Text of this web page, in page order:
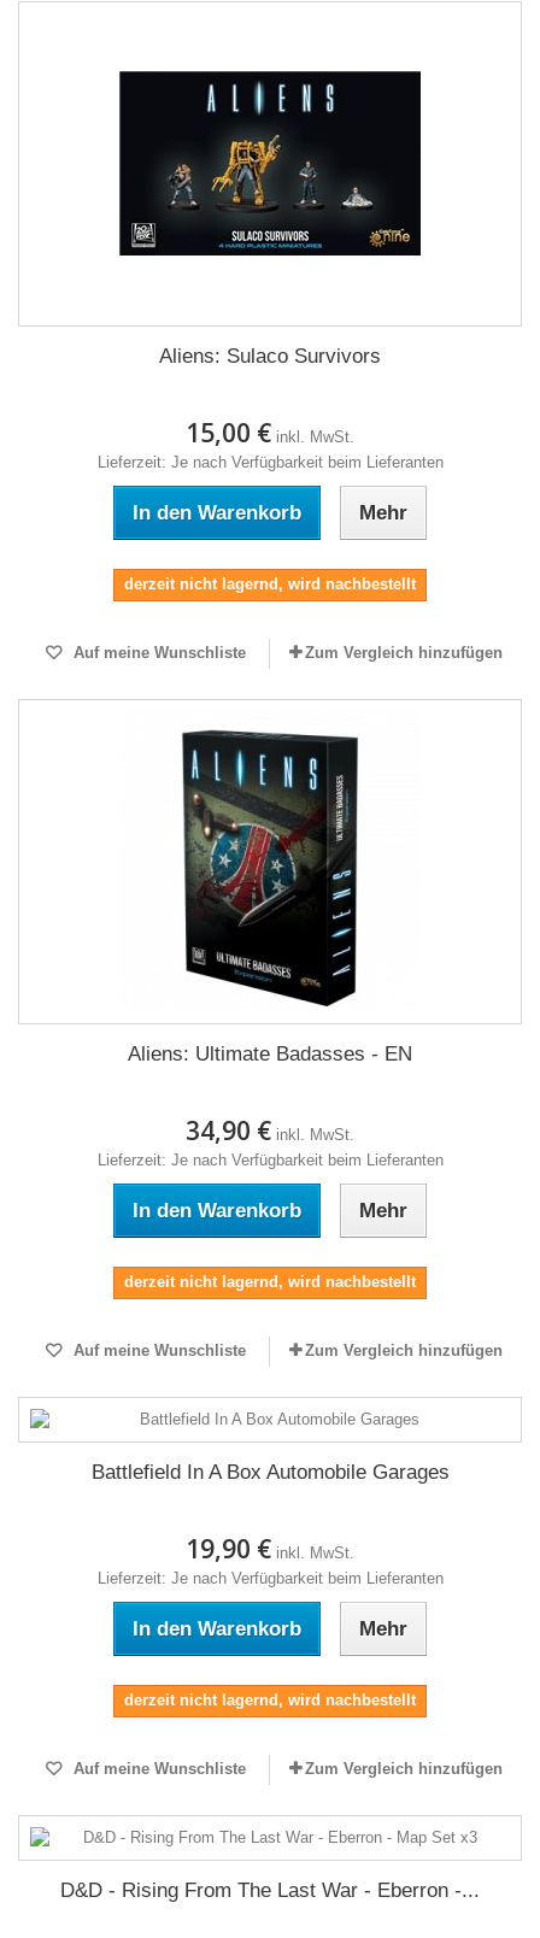
Aliens: Sulaco Survivors
15,00 € inkl. MwSt.
Lieferzeit: Je nach Verfügbarkeit beim Lieferanten
In den Warenkorb Mehr
derzeit nicht lagernd, wird nachbestellt
Auf meine Wunschliste Zum Vergleich hinzufügen
Aliens: Ultimate Badasses - EN
34,90 € inkl. MwSt.
Lieferzeit: Je nach Verfügbarkeit beim Lieferanten
In den Warenkorb Mehr
derzeit nicht lagernd, wird nachbestellt
Auf meine Wunschliste Zum Vergleich hinzufügen
Battlefield In A Box Automobile Garages
19,90 € inkl. MwSt.
Lieferzeit: Je nach Verfügbarkeit beim Lieferanten
In den Warenkorb Mehr
derzeit nicht lagernd, wird nachbestellt
Auf meine Wunschliste Zum Vergleich hinzufügen
D&D - Rising From The Last War - Eberron -...